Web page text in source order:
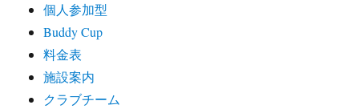
個人参加型
Buddy Cup
料金表
施設案内
クラブチーム